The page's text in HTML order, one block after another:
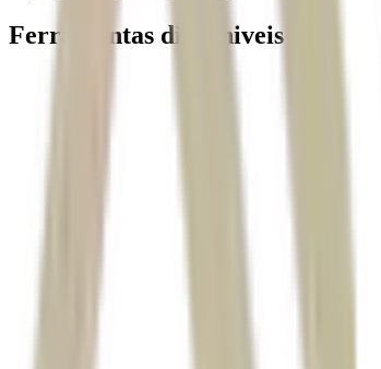
Ferramentas disponiveis